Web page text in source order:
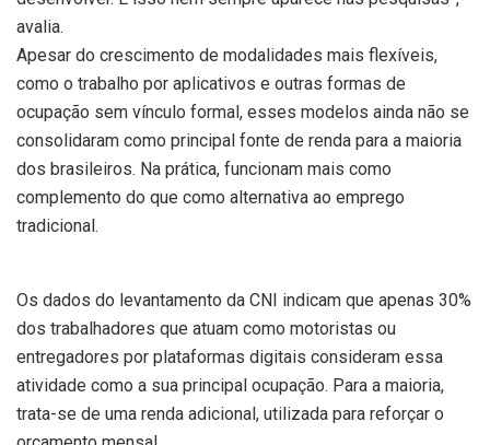
avalia.
Apesar do crescimento de modalidades mais flexíveis,
como o trabalho por aplicativos e outras formas de
ocupação sem vínculo formal, esses modelos ainda não se
consolidaram como principal fonte de renda para a maioria
dos brasileiros. Na prática, funcionam mais como
complemento do que como alternativa ao emprego
tradicional.
Os dados do levantamento da CNI indicam que apenas 30%
dos trabalhadores que atuam como motoristas ou
entregadores por plataformas digitais consideram essa
atividade como a sua principal ocupação. Para a maioria,
trata-se de uma renda adicional, utilizada para reforçar o